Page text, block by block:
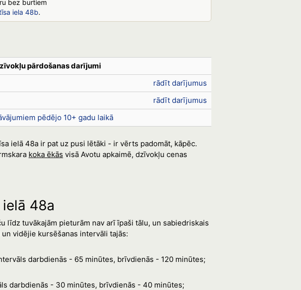
bez burtiem
iela 48b.
pārdošanas darījumi
rādīt darījumus
rādīt darījumus
pēdējo 10+ gadu laikā
ielā 48a ir pat uz pusi lētāki - ir vērts padomāt, kāpēc.
koka ēkās visā Avotu apkaimē, dzīvokļu cenas
48a
līdz tuvākajām pieturām nav arī īpaši tālu, un sabiedriskais
vidējie kursēšanas intervāli tajās:
darbdienās - 65 minūtes, brīvdienās - 120 minūtes;
darbdienās - 30 minūtes, brīvdienās - 40 minūtes;